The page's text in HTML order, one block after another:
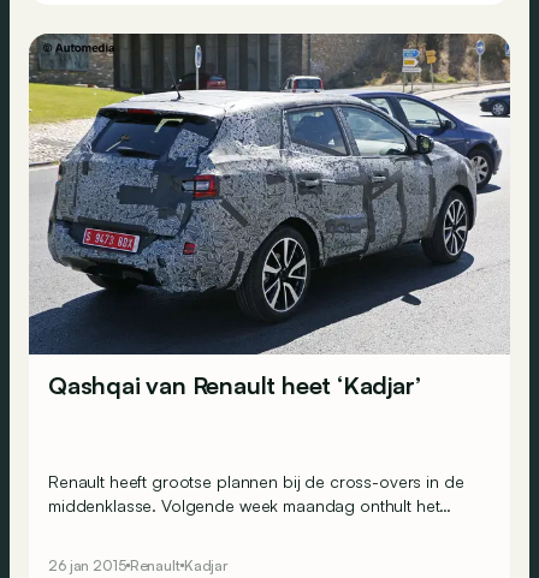
Qashqai van Renault heet ‘Kadjar’
Renault heeft grootse plannen bij de cross-overs in de
middenklasse. Volgende week maandag onthult het
26 jan 2015 Renault Kadjar